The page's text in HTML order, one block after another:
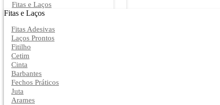
Fitas e Laços
Fitas e Laços
Fitas Adesivas
Laços Prontos
Fitilho
Cetim
Cinta
Barbantes
Fechos Práticos
Juta
Arames